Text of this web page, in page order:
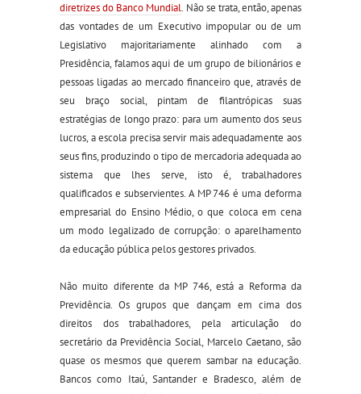
diretrizes do Banco Mundial. Não se trata, então, apenas
das vontades de um Executivo impopular ou de um
Legislativo majoritariamente alinhado com a
Presidência, falamos aqui de um grupo de bilionários e
pessoas ligadas ao mercado financeiro que, através de
seu braço social, pintam de filantrópicas suas
estratégias de longo prazo: para um aumento dos seus
lucros, a escola precisa servir mais adequadamente aos
seus fins, produzindo o tipo de mercadoria adequada ao
sistema que lhes serve, isto é, trabalhadores
qualificados e subservientes. A MP 746 é uma deforma
empresarial do Ensino Médio, o que coloca em cena
um modo legalizado de corrupção: o aparelhamento
da educação pública pelos gestores privados.
Não muito diferente da MP 746, está a Reforma da
Previdência. Os grupos que dançam em cima dos
direitos dos trabalhadores, pela articulação do
secretário da Previdência Social, Marcelo Caetano, são
quase os mesmos que querem sambar na educação.
Bancos como Itaú, Santander e Bradesco, além de